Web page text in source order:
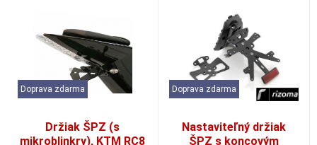
Doprava zdarma
Držiak ŠPZ (s
mikroblinkry), KTM RC8
Doprava zdarma
Nastaviteľný držiak
ŠPZ s koncovým